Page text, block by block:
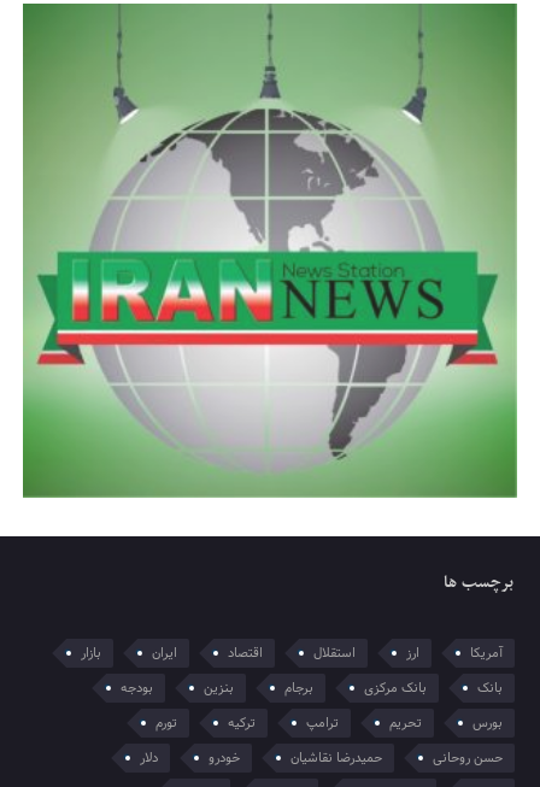
برچسب ها
آمریکا ارز استقلال اقتصاد ایران
بازار
بانک
بانک مرکزی برجام بنزین
بودجه
بورس
تحریم ترامپ ترکیه
تورم
حسن روحانی
حمیدرضا نقاشیان خودرو
دلار